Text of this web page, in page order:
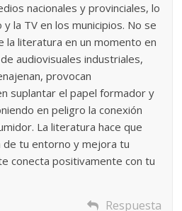
nacionales y provinciales, lo
la TV en los municipios. No se
la literatura en un momento en
audiovisuales industriales,
provocan
suplantar el papel formador y
en peligro la conexión
La literatura hace que
de tu entorno y mejora tu
conecta positivamente con tu
Respuesta